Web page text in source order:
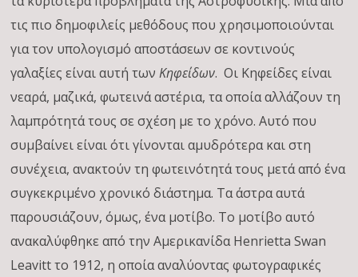
τις πιο δημοφιλείς μεθόδους που χρησιμοποιούνται
για τον υπολογισμό αποστάσεων σε κοντινούς
γαλαξίες είναι αυτή τωνΚηφείδων. Οι Κηφείδες είναι
νεαρά, μαζικά, φωτεινά αστέρια, τα οποία αλλάζουν τη
λαμπρότητά τους σε σχέση με το χρόνο. Αυτό που
συμβαίνει είναι ότι γίνονται αμυδρότερα και στη
συνέχεια, ανακτούν τη φωτεινότητά τους μετά από ένα
συγκεκριμένο χρονικό διάστημα. Τα άστρα αυτά
παρουσιάζουν, όμως, ένα μοτίβο. Το μοτίβο αυτό
ανακαλύφθηκε από την Αμερικανίδα Henrietta Swan
Leavitt το 1912, η οποία αναλύοντας φωτογραφικές